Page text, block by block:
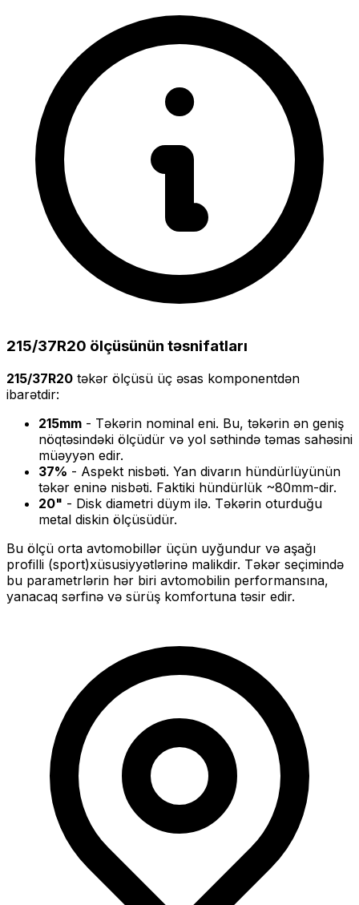
215/37R20 ölçüsünün təsnifatları
215/37R20 təkər ölçüsü üç əsas komponentdən
ibarətdir:
215mm - Təkərin nominal eni. Bu, təkərin ən geniş
nöqtəsindəki ölçüdür və yol səthində təmas sahəsini
müəyyən edir.
37% - Aspekt nisbəti. Yan divarın hündürlüyünün
təkər eninə nisbəti. Faktiki hündürlük ~80mm-dir.
20" - Disk diametri düym ilə. Təkərin oturduğu
metal diskin ölçüsüdür.
Bu ölçü orta avtomobillər üçün uyğundur və aşağı
profilli (sport)xüsusiyyətlərinə malikdir. Təkər seçimində
bu parametrlərin hər biri avtomobilin performansına,
yanacaq sərfinə və sürüş komfortuna təsir edir.